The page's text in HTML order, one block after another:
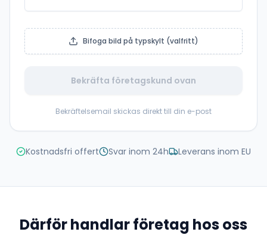
Bifoga bild på typskylt (valfritt)
Bekräfta företagskund ovan
Bekräftelsemail skickas direkt till din e-post
Kostnadsfri offert Svar inom 24h Leverans inom EU
Därför handlar företag hos oss